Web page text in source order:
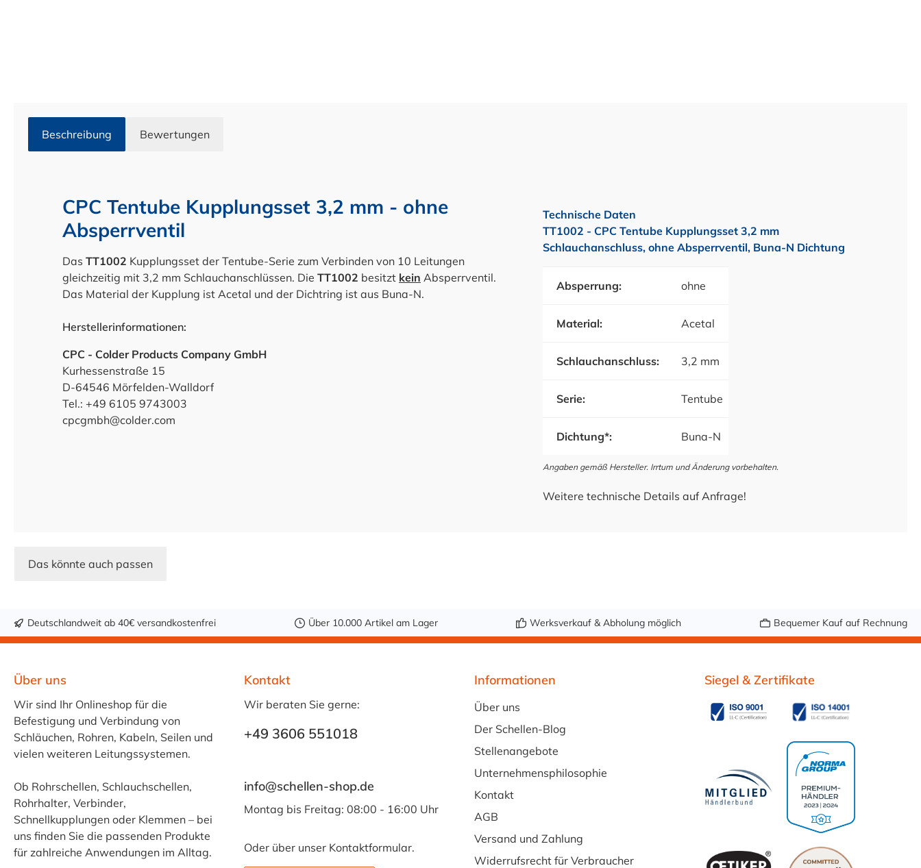
Beschreibung Bewertungen
CPC Tentube Kupplungsset 3,2 mm - ohne
Absperrventil
Das TT1002 Kupplungsset der Tentube-Serie zum Verbinden von 10 Leitungen
gleichzeitig mit 3,2 mm Schlauchanschlüssen. Die TT1002 besitzt kein Absperrventil.
Das Material der Kupplung ist Acetal und der Dichtring ist aus Buna-N.
Herstellerinformationen:
CPC - Colder Products Company GmbH
Kurhessenstraße 15
D-64546 Mörfelden-Walldorf
Tel.: +49 6105 9743003
cpcgmbh@colder.com
Technische Daten
TT1002 - CPC Tentube Kupplungsset 3,2 mm
Schlauchanschluss, ohne Absperrventil, Buna-N Dichtung
Absperrung: ohne
Material: Acetal
Schlauchanschluss: 3,2 mm
Serie: Tentube
Dichtung*: Buna-N
Angaben gemäß Hersteller. Irrtum und Änderung vorbehalten.
Weitere technische Details auf Anfrage!
Das könnte auch passen
Deutschlandweit ab 40€ versandkostenfrei Über 10.000 Artikel am Lager Werksverkauf & Abholung möglich Bequemer Kauf auf Rechnung
Über uns
Wir sind Ihr Onlineshop für die
Befestigung und Verbindung von
Schläuchen, Rohren, Kabeln, Seilen und
vielen weiteren Leitungssystemen.
Ob Rohrschellen, Schlauchschellen,
Rohrhalter, Verbinder,
Schnellkupplungen oder Klemmen – bei
uns finden Sie die passenden Produkte
für zahlreiche Anwendungen im Alltag.
Kontakt
Wir beraten Sie gerne:
+49 3606 551018
info@schellen-shop.de
Montag bis Freitag: 08:00 - 16:00 Uhr
Oder über unser Kontaktformular.
Informationen
Über uns
Der Schellen-Blog
Stellenangebote
Unternehmensphilosophie
Kontakt
AGB
Versand und Zahlung
Widerrufsrecht für Verbraucher
Siegel & Zertifikate